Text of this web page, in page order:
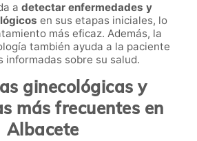
a detectar enfermedades y
en sus etapas iniciales, lo
más eficaz. Además, la
también ayuda a la paciente
informadas sobre su salud.
ginecológicas y
más frecuentes en
Albacete